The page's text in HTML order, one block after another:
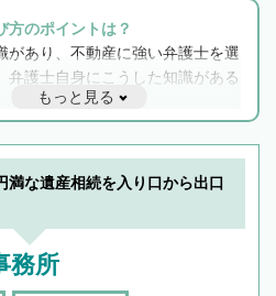
方のポイントは？
があり、不動産に強い弁護士を選
弁護士自身にこうした知識がある
連携もスムーズに進み、トラブル
ず相続をトータルで任せることが
た、相続は感情がからむ分野なの
グも重要です。実際に電話や面談
士と会話をしてウマが合う方に依
もっと見る
満な遺産相続を入り口から出口
務所